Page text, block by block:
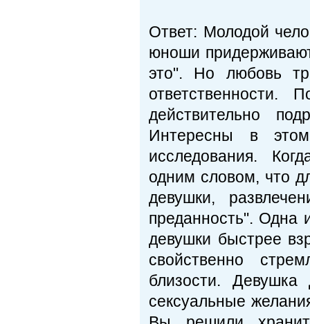
Ответ: Молодой
юноши
это". Но любовь
действительно
Интересны в этом
исследования.
одним словом, что
девушки,
преданность". Одна
девушки быстрее
свойствен­но
близости.
сексуальные